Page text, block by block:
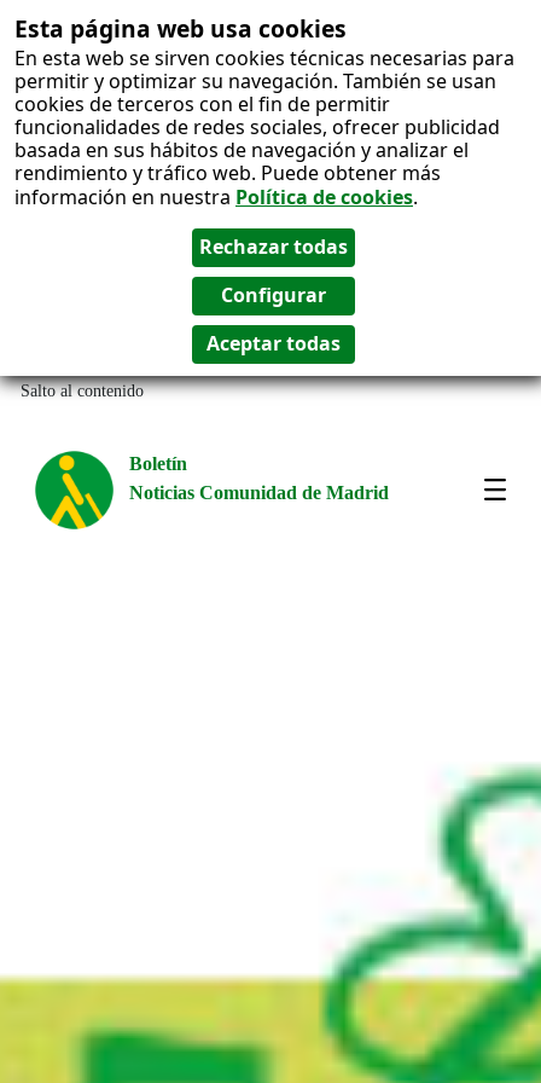
Esta página web usa cookies
En esta web se sirven cookies técnicas necesarias para
permitir y optimizar su navegación. También se usan
cookies de terceros con el fin de permitir
funcionalidades de redes sociales, ofrecer publicidad
basada en sus hábitos de navegación y analizar el
rendimiento y tráfico web. Puede obtener más
información en nuestra Política de cookies.
Salto al contenido
Boletín
Noticias Comunidad de Madrid